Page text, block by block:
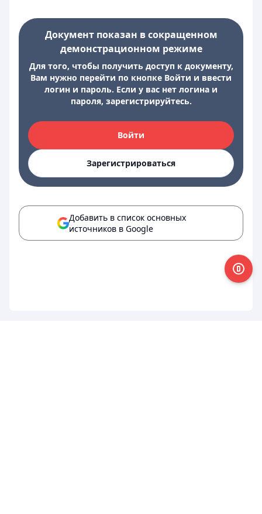
Документ показан в сокращенном
демонстрационном режиме
Для того, чтобы получить доступ к документу,
Вам нужно перейти по кнопке Войти и ввести
логин и пароль. Если у вас нет логина и
пароля, зарегистрируйтесь.
Войти
Зарегистрироваться
Добавить в список основных
источников в Google